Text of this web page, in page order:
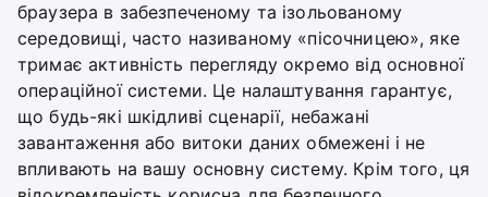
браузера в забезпеченому та ізольованому
середовищі, часто називаному «пісочницею», яке
тримає активність перегляду окремо від основної
операційної системи. Це налаштування гарантує,
що будь-які шкідливі сценарії, небажані
завантаження або витоки даних обмежені і не
впливають на вашу основну систему. Крім того, ця